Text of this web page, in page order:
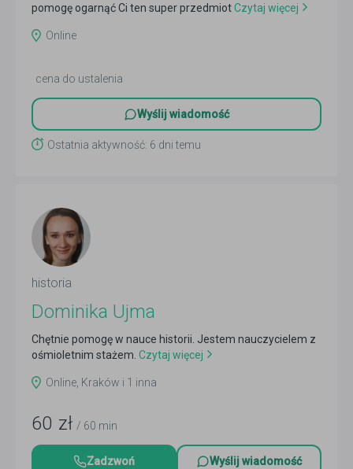
pomogę ogarnąć Ci ten super przedmiotCzytaj więcej
Online
cena do ustalenia
Wyślij wiadomość
Ostatnia aktywność: 6 dni temu
historia
Dominika Ujma
Chętnie pomogę w nauce historii. Jestem nauczycielem z
ośmioletnim stażem. Czytaj więcej
Online, Kraków i 1 inna
60 zł / 60 min
Zadzwoń Wyślij wiadomość